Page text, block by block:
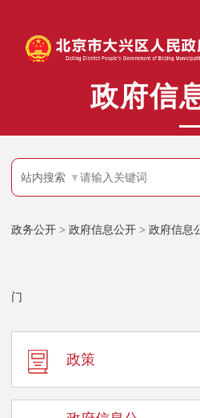
政府信
站内搜索
政务公开 > 政府信息公开 > 政府信息
门
政策